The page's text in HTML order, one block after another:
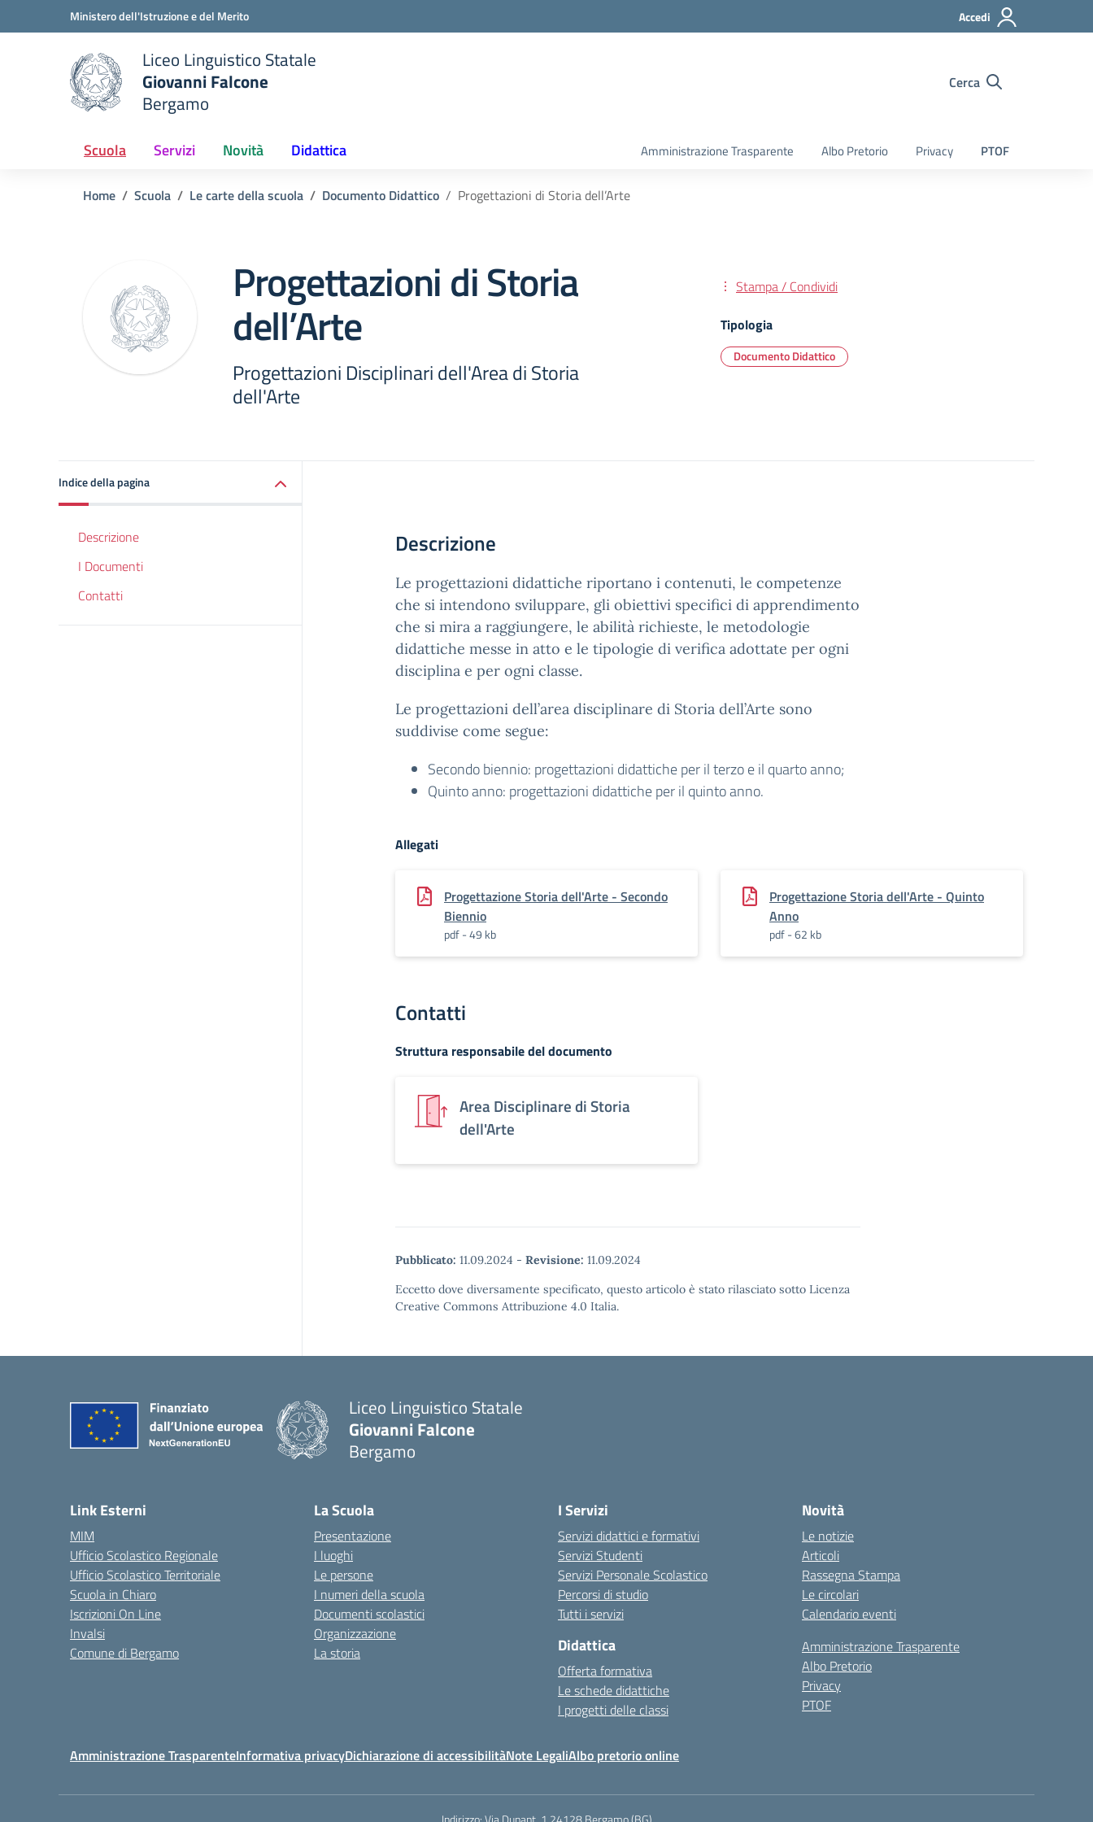
Vai ai contenuti
Vai al menu di navigazioneMinistero dell'Istruzione e del Merito Accedi
scuola
Liceo Linguistico Statale
Giovanni Falcone
Bergamo
Cerca
Scuola Servizi Novità Didattica Amministrazione Trasparente Albo Pretorio Privacy PTOF
Home Scuola Le carte della scuola Documento Didattico Progettazioni di Storia dell’Arte
Progettazioni di Storia
dell’Arte
Progettazioni Disciplinari dell'Area di Storia
dell'Arte
Stampa / Condividi
Tipologia
Documento Didattico
Indice della pagina
Descrizione
I Documenti
Contatti
Descrizione
Le progettazioni didattiche riportano i contenuti, le competenze
che si intendono sviluppare, gli obiettivi specifici di apprendimento
che si mira a raggiungere, le abilità richieste, le metodologie
didattiche messe in atto e le tipologie di verifica adottate per ogni
disciplina e per ogni classe.
Le progettazioni dell’area disciplinare di Storia dell’Arte sono
suddivise come segue:
Secondo biennio: progettazioni didattiche per il terzo e il quarto anno;
Quinto anno: progettazioni didattiche per il quinto anno.
Allegati
Progettazione Storia dell'Arte - Secondo
Biennio
pdf - 49 kb
Progettazione Storia dell'Arte - Quinto
Anno
pdf - 62 kb
Contatti
Struttura responsabile del documento
Area Disciplinare di Storia
dell'Arte
Pubblicato: 11.09.2024 - Revisione: 11.09.2024
Eccetto dove diversamente specificato, questo articolo è stato rilasciato sotto Licenza
Creative Commons Attribuzione 4.0 Italia.
Liceo Linguistico Statale
Giovanni Falcone
Bergamo
Link Esterni
MIM
Ufficio Scolastico Regionale
Ufficio Scolastico Territoriale
Scuola in Chiaro
Iscrizioni On Line
Invalsi
Comune di Bergamo
La Scuola
Presentazione
I luoghi
Le persone
I numeri della scuola
Documenti scolastici
Organizzazione
La storia
I Servizi
Servizi didattici e formativi
Servizi Studenti
Servizi Personale Scolastico
Percorsi di studio
Tutti i servizi
Didattica
Offerta formativa
Le schede didattiche
I progetti delle classi
Novità
Le notizie
Articoli
Rassegna Stampa
Le circolari
Calendario eventi
Amministrazione Trasparente
Albo Pretorio
Privacy
PTOF
Amministrazione TrasparenteInformativa privacyDichiarazione di accessibilitàNote LegaliAlbo pretorio online